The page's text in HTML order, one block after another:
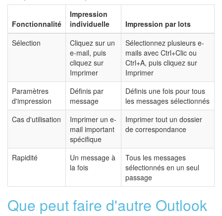
Fonctionnalité
Impression
individuelle
Impression par lots
Sélection
Cliquez sur un
e-mail, puis
cliquez sur
Imprimer
Sélectionnez plusieurs e-
mails avec Ctrl+Clic ou
Ctrl+A, puis cliquez sur
Imprimer
Paramètres
d'impression
Définis par
message
Définis une fois pour tous
les messages sélectionnés
Cas d'utilisation
Imprimer un e-
mail important
spécifique
Imprimer tout un dossier
de correspondance
Rapidité
Un message à
la fois
Tous les messages
sélectionnés en un seul
passage
Que peut faire d'autre Outlook